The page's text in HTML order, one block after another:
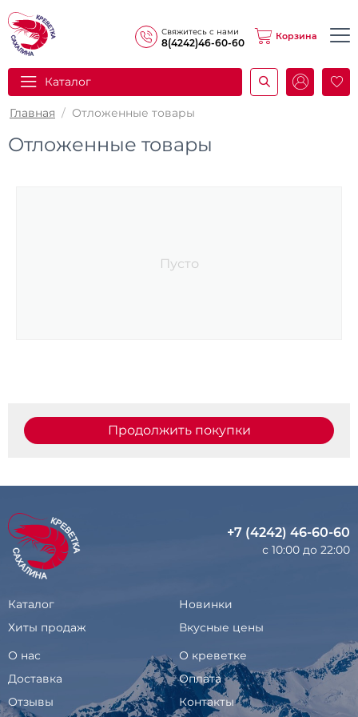
Свяжитесь с нами
8(4242)46-60-60
Корзина
Каталог
Главная / Отложенные товары
Отложенные товары
Пусто
Продолжить покупки
+7 (4242) 46-60-60
с 10:00 до 22:00
Каталог
Новинки
Хиты продаж
Вкусные цены
О нас
О креветке
Доставка
Оплата
Отзывы
Контакты